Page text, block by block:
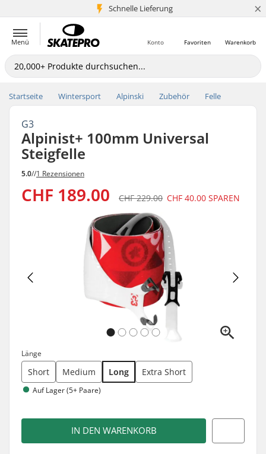
Schnelle Lieferung
5+ Mio. Kunden ×
Menü Warenkorb
Favoriten
Konto
Startseite Wintersport Alpinski Zubehör Felle
G3
Alpinist+ 100mm Universal
Steigfelle
5.0//1 Rezensionen
CHF 189.00 CHF 229.00 CHF 40.00 SPAREN
Länge
Short Medium Long Extra Short
Auf Lager (5+ Paare)
IN DEN WARENKORB